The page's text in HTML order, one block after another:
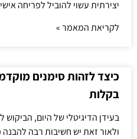
יצירתית עשוי להוביל לפריחה
לקריאת המאמר »
כיצד לזהות סימנים
בקלות
בעידן הדיגיטלי של היום,
ולאור זאת יש חשיבות רבה